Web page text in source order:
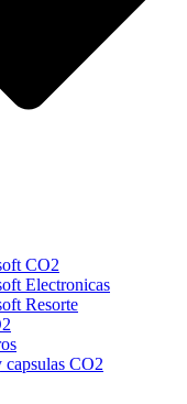
CO2
Electronicas
Resorte
CO2